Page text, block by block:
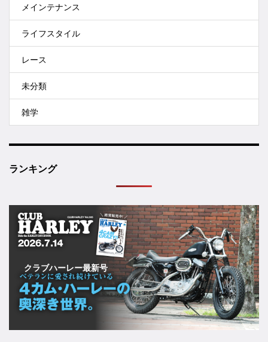
メインテナンス
ライフスタイル
レース
未分類
雑学
ランキング
クラブハーレー最新号